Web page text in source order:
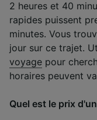
2 heures et 40
rapides puissent
minutes. Vous
jour sur ce trajet.
voyage pour
horaires peuvent
Quel est le prix